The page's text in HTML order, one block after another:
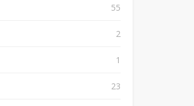
55
2
1
23